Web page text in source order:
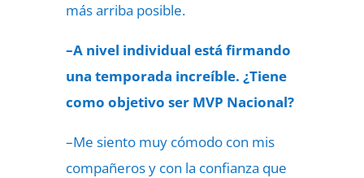
más arriba posible.
–A nivel individual está firmando
una temporada increíble. ¿Tiene
como objetivo ser MVP Nacional?
–Me siento muy cómodo con mis
compañeros y con la confianza que